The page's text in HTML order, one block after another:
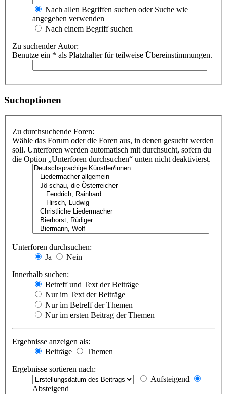
Nach allen Begriffen suchen oder Suche wie
angegeben verwenden
Nach einem Begriff suchen
Zu suchender Autor:
Benutze ein * als Platzhalter für teilweise Übereinstimmungen.
Suchoptionen
Zu durchsuchende Foren:
Wähle das Forum oder die Foren aus, in denen gesucht werden
soll. Unterforen werden automatisch mit durchsucht, sofern du
die Option „Unterforen durchsuchen“ unten nicht deaktivierst.
Unterforen durchsuchen:
Ja
Nein
Innerhalb suchen:
Betreff und Text der Beiträge
Nur im Text der Beiträge
Nur im Betreff der Themen
Nur im ersten Beitrag der Themen
Ergebnisse anzeigen als:
Beiträge
Themen
Ergebnisse sortieren nach:
Aufsteigend
Absteigend